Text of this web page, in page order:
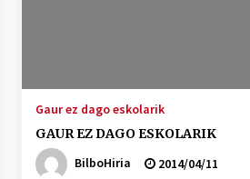
Gaur ez dago eskolarik
GAUR EZ DAGO ESKOLARIK
BilboHiria
2014/04/11